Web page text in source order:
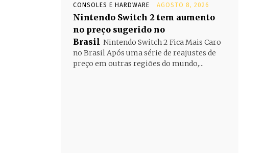
CONSOLES E HARDWARE AGOSTO 8, 2026
Nintendo Switch 2 tem aumento
no preço sugerido no
Brasil Nintendo Switch 2 Fica Mais Caro
no Brasil Após uma série de reajustes de
preço em outras regiões do mundo,...